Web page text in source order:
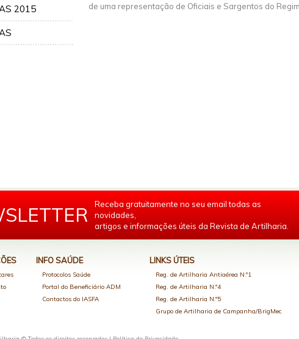
2015
de uma representação de Oficiais e Sargentos do
Receba gratuitamente no seu email todas as
novidades,
artigos e informações úteis da Revista de Artilharia.
INFO SAÚDE
Protocolos Saúde
Portal do Beneficiário ADM
Contactos do IASFA
LINKS ÚTEIS
Reg. de Artilharia Antiaérea N.º1
Reg. de Artilharia N.º4
Reg. de Artilharia N.º5
Grupo de Artilharia de Campanha/BrigMec